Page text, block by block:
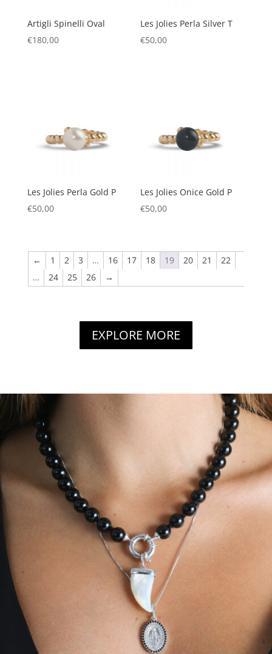
Artigli Spinelli Oval
€180,00
Les Jolies Perla Silver T
€50,00
Les Jolies Perla Gold P
€50,00
Les Jolies Onice Gold P
€50,00
← 1 2 3 … 16 17 18 19 20 21
22
…
24 25 26 →
EXPLORE MORE